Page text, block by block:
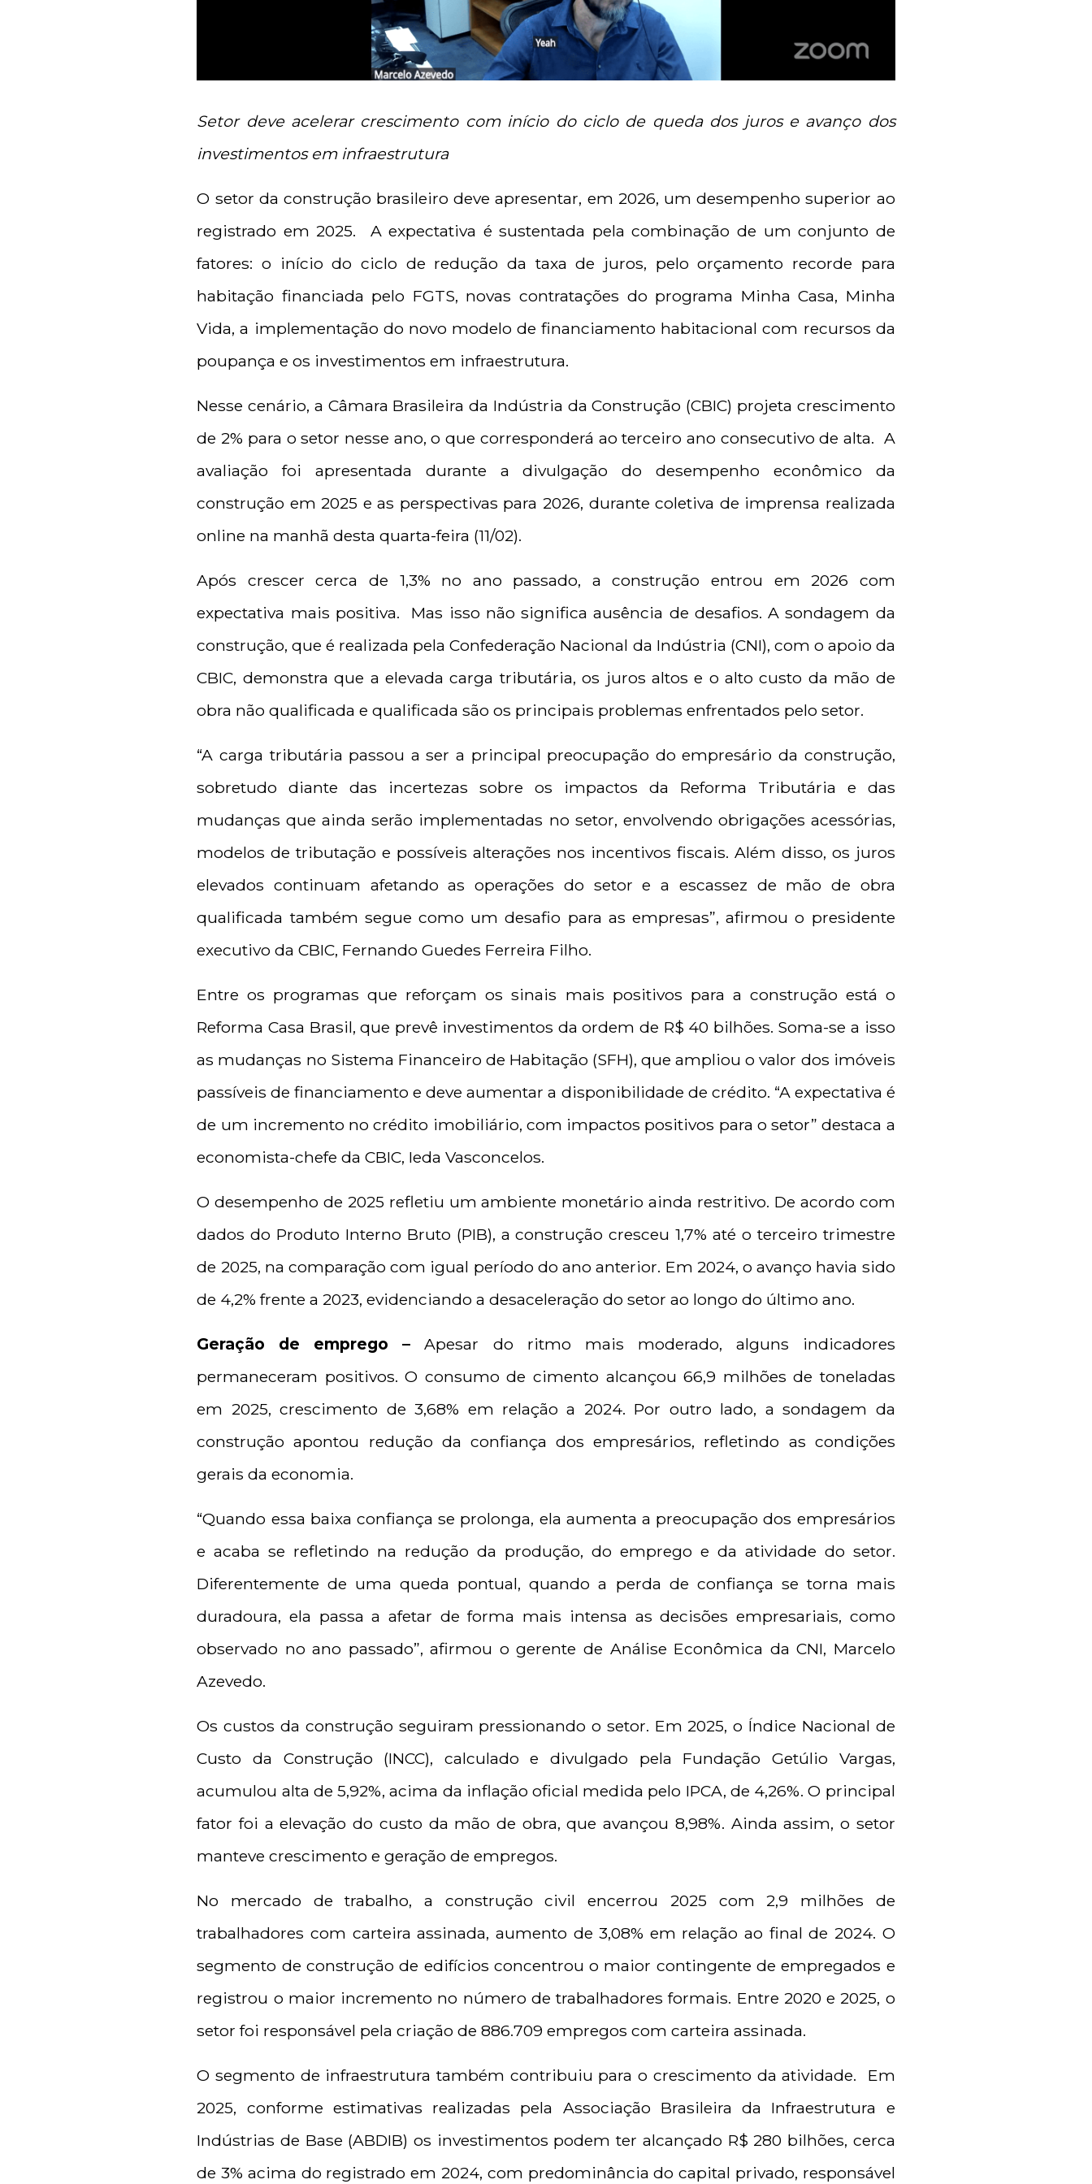
Setor deve acelerar crescimento com início do ciclo de queda dos juros e avanço dos
investimentos em infraestrutura
O setor da construção brasileiro deve apresentar, em 2026, um desempenho superior ao
registrado em 2025. A expectativa é sustentada pela combinação de um conjunto de
fatores: o início do ciclo de redução da taxa de juros, pelo orçamento recorde para
habitação financiada pelo FGTS, novas contratações do programa Minha Casa, Minha
Vida, a implementação do novo modelo de financiamento habitacional com recursos da
poupança e os investimentos em infraestrutura.
Nesse cenário, a Câmara Brasileira da Indústria da Construção (CBIC) projeta crescimento
de 2% para o setor nesse ano, o que corresponderá ao terceiro ano consecutivo de alta. A
avaliação foi apresentada durante a divulgação do desempenho econômico da
construção em 2025 e as perspectivas para 2026, durante coletiva de imprensa realizada
online na manhã desta quarta-feira (11/02).
Após crescer cerca de 1,3% no ano passado, a construção entrou em 2026 com
expectativa mais positiva. Mas isso não significa ausência de desafios. A sondagem da
construção, que é realizada pela Confederação Nacional da Indústria (CNI), com o apoio da
CBIC, demonstra que a elevada carga tributária, os juros altos e o alto custo da mão de
obra não qualificada e qualificada são os principais problemas enfrentados pelo setor.
“A carga tributária passou a ser a principal preocupação do empresário da construção,
sobretudo diante das incertezas sobre os impactos da Reforma Tributária e das
mudanças que ainda serão implementadas no setor, envolvendo obrigações acessórias,
modelos de tributação e possíveis alterações nos incentivos fiscais. Além disso, os juros
elevados continuam afetando as operações do setor e a escassez de mão de obra
qualificada também segue como um desafio para as empresas”, afirmou o presidente
executivo da CBIC, Fernando Guedes Ferreira Filho.
Entre os programas que reforçam os sinais mais positivos para a construção está o
Reforma Casa Brasil, que prevê investimentos da ordem de R$ 40 bilhões. Soma-se a isso
as mudanças no Sistema Financeiro de Habitação (SFH), que ampliou o valor dos imóveis
passíveis de financiamento e deve aumentar a disponibilidade de crédito. “A expectativa é
de um incremento no crédito imobiliário, com impactos positivos para o setor” destaca a
economista-chefe da CBIC, Ieda Vasconcelos.
O desempenho de 2025 refletiu um ambiente monetário ainda restritivo. De acordo com
dados do Produto Interno Bruto (PIB), a construção cresceu 1,7% até o terceiro trimestre
de 2025, na comparação com igual período do ano anterior. Em 2024, o avanço havia sido
de 4,2% frente a 2023, evidenciando a desaceleração do setor ao longo do último ano.
Geração de emprego –Apesar do ritmo mais moderado, alguns indicadores
permaneceram positivos. O consumo de cimento alcançou 66,9 milhões de toneladas
em 2025, crescimento de 3,68% em relação a 2024. Por outro lado, a sondagem da
construção apontou redução da confiança dos empresários, refletindo as condições
gerais da economia.
“Quando essa baixa confiança se prolonga, ela aumenta a preocupação dos empresários
e acaba se refletindo na redução da produção, do emprego e da atividade do setor.
Diferentemente de uma queda pontual, quando a perda de confiança se torna mais
duradoura, ela passa a afetar de forma mais intensa as decisões empresariais, como
observado no ano passado”, afirmou o gerente de Análise Econômica da CNI, Marcelo
Azevedo.
Os custos da construção seguiram pressionando o setor. Em 2025, o Índice Nacional de
Custo da Construção (INCC), calculado e divulgado pela Fundação Getúlio Vargas,
acumulou alta de 5,92%, acima da inflação oficial medida pelo IPCA, de 4,26%. O principal
fator foi a elevação do custo da mão de obra, que avançou 8,98%. Ainda assim, o setor
manteve crescimento e geração de empregos.
No mercado de trabalho, a construção civil encerrou 2025 com 2,9 milhões de
trabalhadores com carteira assinada, aumento de 3,08% em relação ao final de 2024. O
segmento de construção de edifícios concentrou o maior contingente de empregados e
registrou o maior incremento no número de trabalhadores formais. Entre 2020 e 2025, o
setor foi responsável pela criação de 886.709 empregos com carteira assinada.
O segmento de infraestrutura também contribuiu para o crescimento da atividade. Em
2025, conforme estimativas realizadas pela Associação Brasileira da Infraestrutura e
Indústrias de Base (ABDIB) os investimentos podem ter alcançado R$ 280 bilhões, cerca
de 3% acima do registrado em 2024, com predominância do capital privado, responsável